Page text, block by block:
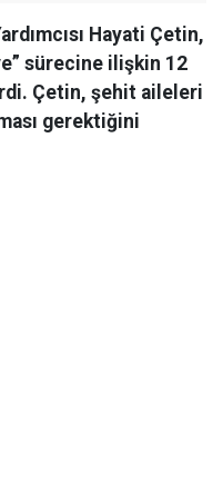
Hayati Çetin,
sürecine ilişkin 12
Çetin, şehit aileleri
gerektiğini